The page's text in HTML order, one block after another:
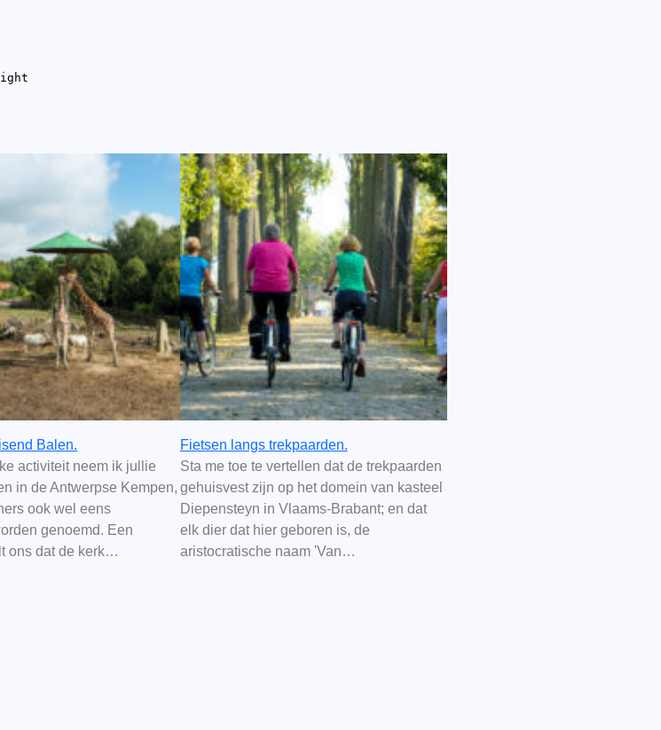
Balen.
activiteit neem ik jullie
in de Antwerpse Kempen,
ook wel eens
genoemd. Een
ons dat de kerk…
Fietsen langs trekpaarden.
Sta me toe te vertellen dat de trekpaarden
gehuisvest zijn op het domein van kasteel
Diepensteyn in Vlaams-Brabant; en dat
elk dier dat hier geboren is, de
aristocratische naam 'Van…